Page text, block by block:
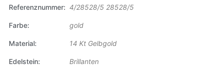
Referenznummer 4/28528/5 28528/5
Farbe gold
Material 14 Kt Gelbgold
Edelstein Brillanten